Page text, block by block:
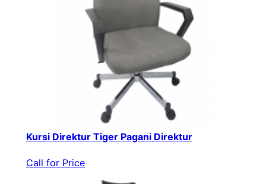
Kursi Direktur Tiger Pagani Direktur
Call for Price